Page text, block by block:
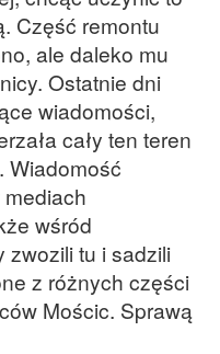
Część remontu
ale daleko mu
Ostatnie dni
wiadomości,
cały ten teren
Wiadomość
mediach
wśród
zwozili tu i sadzili
z różnych części
Mościc. Sprawą